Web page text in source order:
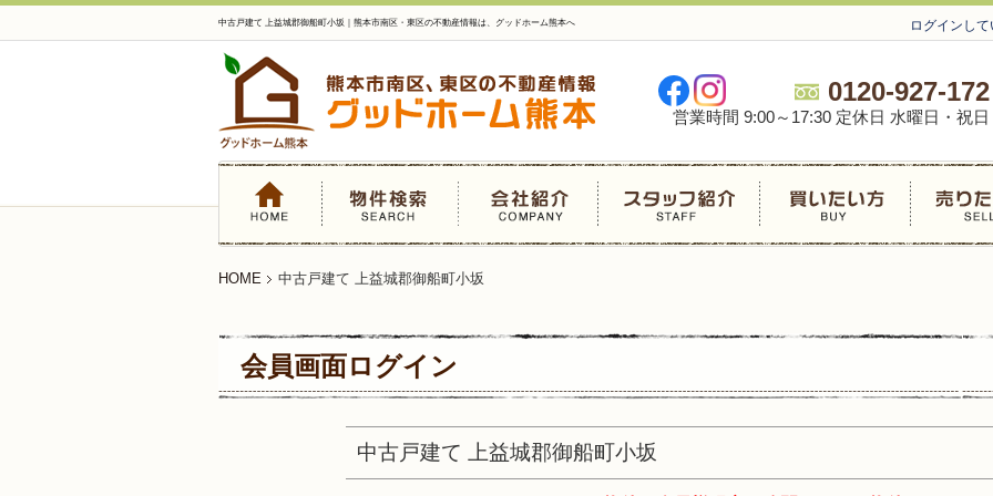
中古戸建て 上益城郡御船町小坂｜熊本市南区・東区の不動産情報は、グッドホーム熊本へ ログインし
0120-927-172
営業時間 9:00～17:30 定休日 水曜日・祝日
HOME 中古戸建て 上益城郡御船町小坂
会員画面ログイン
中古戸建て 上益城郡御船町小坂